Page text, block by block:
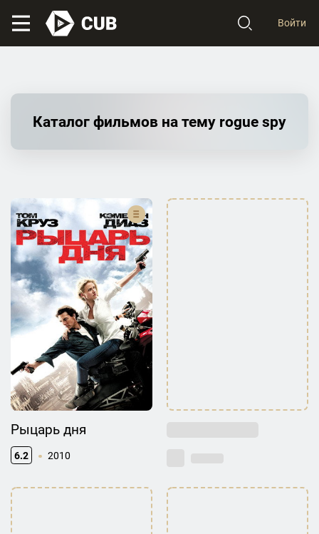
Войти
Каталог фильмов на тему rogue spy
Рыцарь дня
6.2 2010